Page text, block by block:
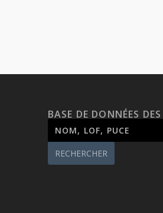
BASE DE DONNÉES